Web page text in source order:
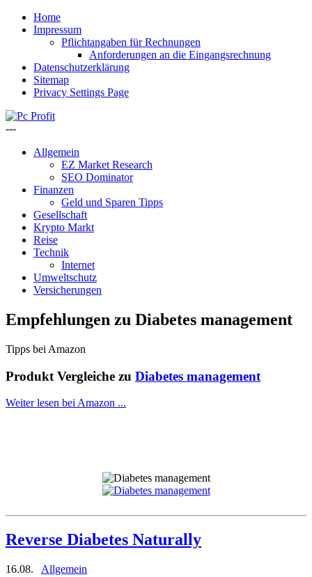
Home
Impressum
Pflichtangaben für Rechnungen
Anforderungen an die Eingangsrechnung
Datenschutzerklärung
Sitemap
Privacy Settings Page
---
Allgemein
EZ Market Research
SEO Dominator
Finanzen
Geld und Sparen Tipps
Gesellschaft
Krypto Markt
Reise
Technik
Internet
Umweltschutz
Versicherungen
Empfehlungen zu Diabetes management
Tipps bei Amazon
Produkt Vergleiche zu Diabetes management
Weiter lesen bei Amazon ...
Reverse Diabetes Naturally
16.08. Allgemein